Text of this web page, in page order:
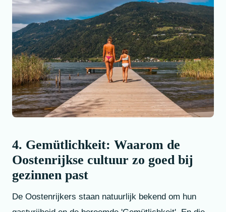
4. Gemütlichkeit: Waarom de
Oostenrijkse cultuur zo goed bij
gezinnen past
De Oostenrijkers staan natuurlijk bekend om hun